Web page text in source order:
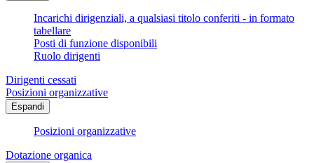
Incarichi dirigenziali, a qualsiasi titolo conferiti - in formato
tabellare
Posti di funzione disponibili
Ruolo dirigenti
Dirigenti cessati
Posizioni organizzative
Espandi
Posizioni organizzative
Dotazione organica